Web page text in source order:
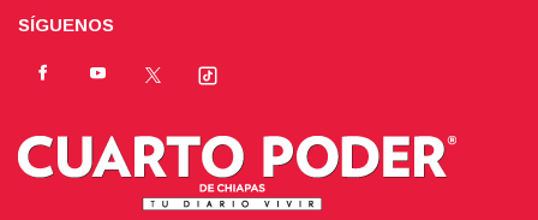
SÍGUENOS